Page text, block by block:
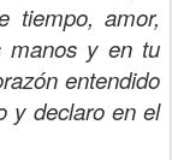
tiempo, amor,
manos y en tu
entendido
y declaro en el